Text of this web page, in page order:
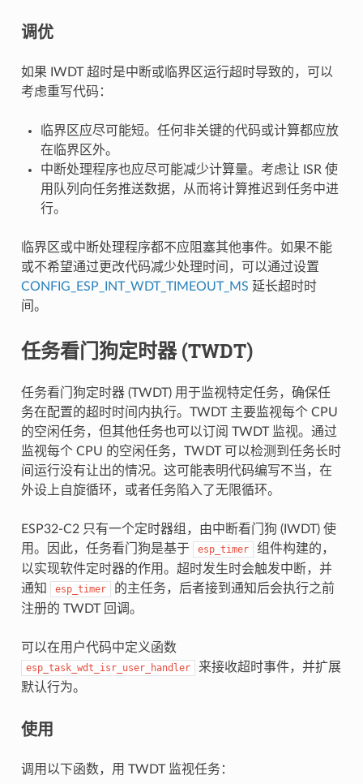
调优
如果 IWDT 超时是中断或临界区运行超时导致的，可以
考虑重写代码：
临界区应尽可能短。任何非关键的代码或计算都应放
在临界区外。
中断处理程序也应尽可能减少计算量。考虑让 ISR 使
用队列向任务推送数据，从而将计算推迟到任务中进
行。
临界区或中断处理程序都不应阻塞其他事件。如果不能
或不希望通过更改代码减少处理时间，可以通过设置
CONFIG_ESP_INT_WDT_TIMEOUT_MS 延长超时时
间。
任务看门狗定时器 (TWDT)
任务看门狗定时器 (TWDT) 用于监视特定任务，确保任
务在配置的超时时间内执行。TWDT 主要监视每个 CPU
的空闲任务，但其他任务也可以订阅 TWDT 监视。通过
监视每个 CPU 的空闲任务，TWDT 可以检测到任务长时
间运行没有让出的情况。这可能表明代码编写不当，在
外设上自旋循环，或者任务陷入了无限循环。
ESP32-C2 只有一个定时器组，由中断看门狗 (IWDT) 使
用。因此，任务看门狗是基于
esp_timer
组件构建的，
以实现软件定时器的作用。超时发生时会触发中断，并
通知
esp_timer
的主任务，后者接到通知后会执行之前
注册的 TWDT 回调。
可以在用户代码中定义函数
esp_task_wdt_isr_user_handler
来接收超时事件，并扩展
默认行为。
使用
调用以下函数，用 TWDT 监视任务：